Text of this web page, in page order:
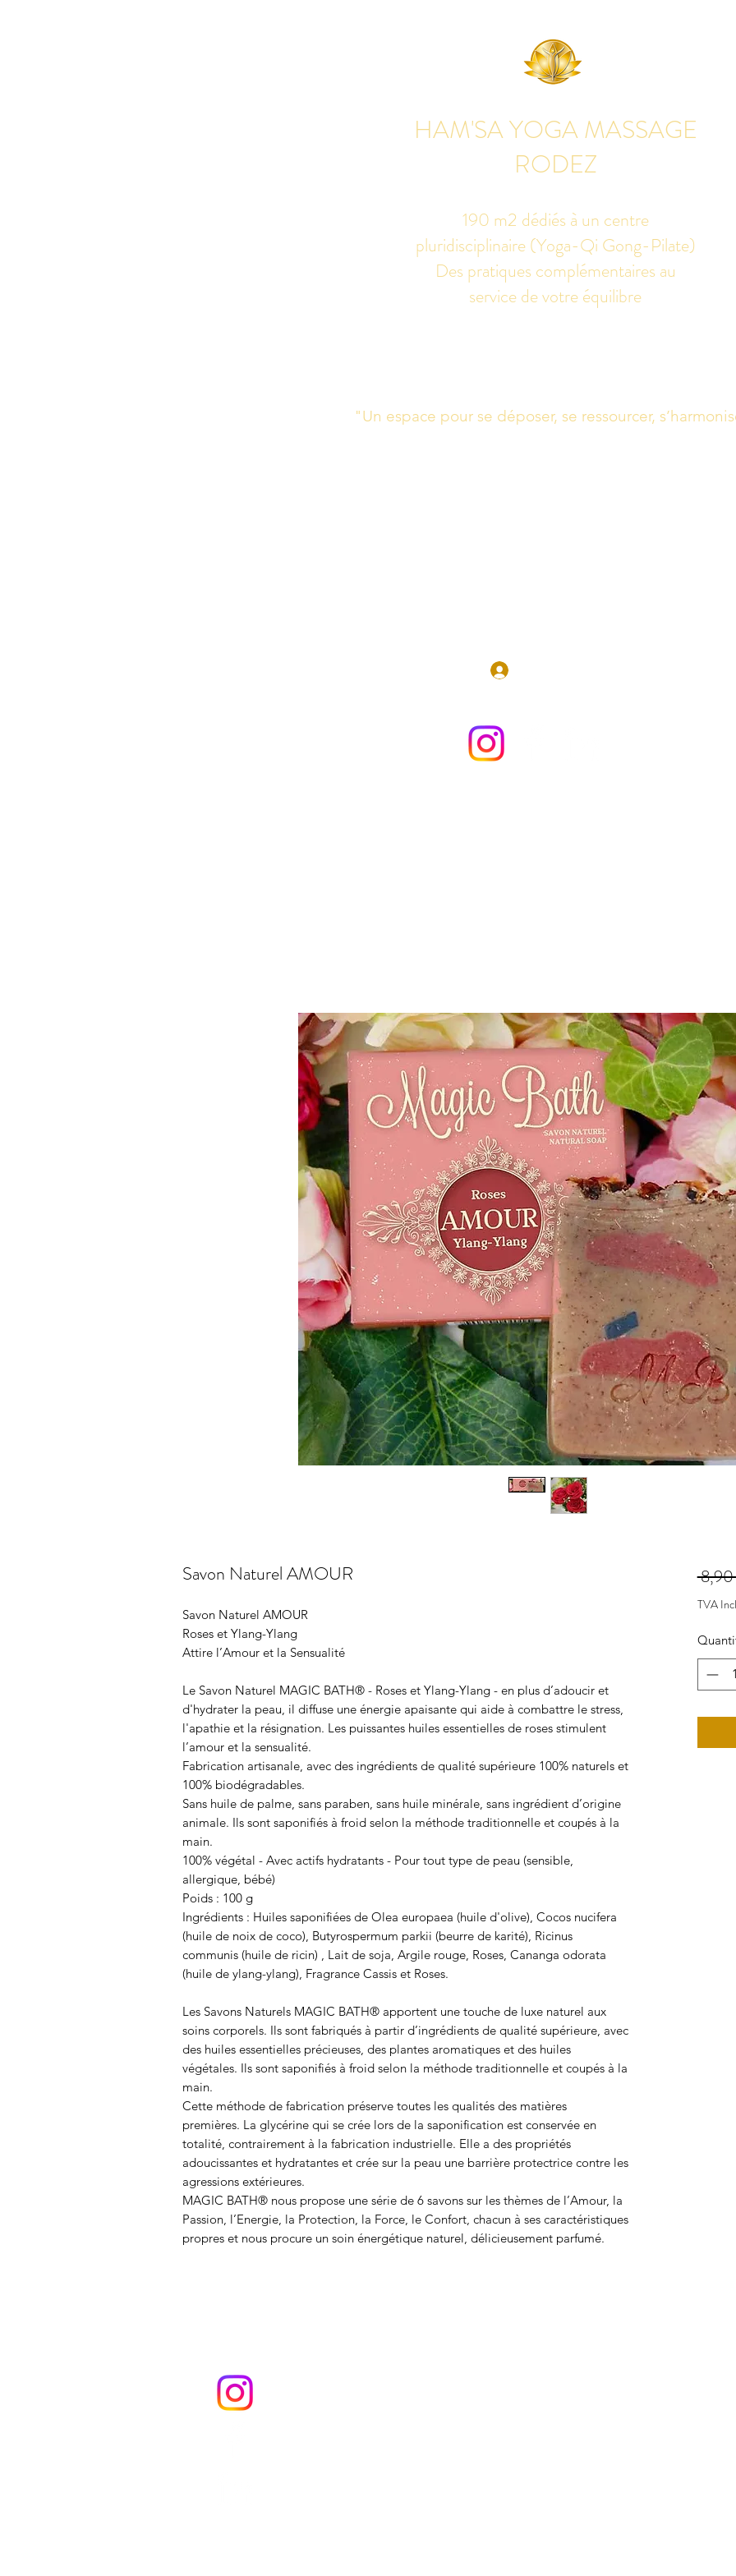
HAM'SA YOGA MASSAGE
RODEZ
190 m2 dédiés à un centre
pluridisciplinaire (Yoga-Qi Gong-Pilate)
Des pratiques complémentaires au
service de votre équilibre
"Un espace pour se déposer, se ressourcer,
Savon Naturel AMOUR
Savon Naturel AMOUR
Roses et Ylang-Ylang
Attire l’Amour et la Sensualité
Le Savon Naturel MAGIC BATH® - Roses et Ylang-Ylang - en plus d’adoucir et
d'hydrater la peau, il diffuse une énergie apaisante qui aide à combattre le stress,
l'apathie et la résignation. Les puissantes huiles essentielles de roses stimulent
l’amour et la sensualité.
Fabrication artisanale, avec des ingrédients de qualité supérieure 100% naturels et
100% biodégradables.
Sans huile de palme, sans paraben, sans huile minérale, sans ingrédient d’origine
animale. Ils sont saponifiés à froid selon la méthode traditionnelle et coupés à la
main.
100% végétal - Avec actifs hydratants - Pour tout type de peau (sensible,
allergique, bébé)
Poids : 100 g
Ingrédients : Huiles saponifiées de Olea europaea (huile d'olive), Cocos nucifera
(huile de noix de coco), Butyrospermum parkii (beurre de karité), Ricinus
communis (huile de ricin) , Lait de soja, Argile rouge, Roses, Cananga odorata
(huile de ylang-ylang), Fragrance Cassis et Roses.
Les Savons Naturels MAGIC BATH® apportent une touche de luxe naturel aux
soins corporels. Ils sont fabriqués à partir d’ingrédients de qualité supérieure, avec
des huiles essentielles précieuses, des plantes aromatiques et des huiles
végétales. Ils sont saponifiés à froid selon la méthode traditionnelle et coupés à la
main.
Cette méthode de fabrication préserve toutes les qualités des matières
premières. La glycérine qui se crée lors de la saponification est conservée en
totalité, contrairement à la fabrication industrielle. Elle a des propriétés
adoucissantes et hydratantes et crée sur la peau une barrière protectrice contre les
agressions extérieures.
MAGIC BATH® nous propose une série de 6 savons sur les thèmes de l’Amour, la
Passion, l’Energie, la Protection, la Force, le Confort, chacun à ses caractéristiques
propres et nous procure un soin énergétique naturel, délicieusement parfumé.
TVA